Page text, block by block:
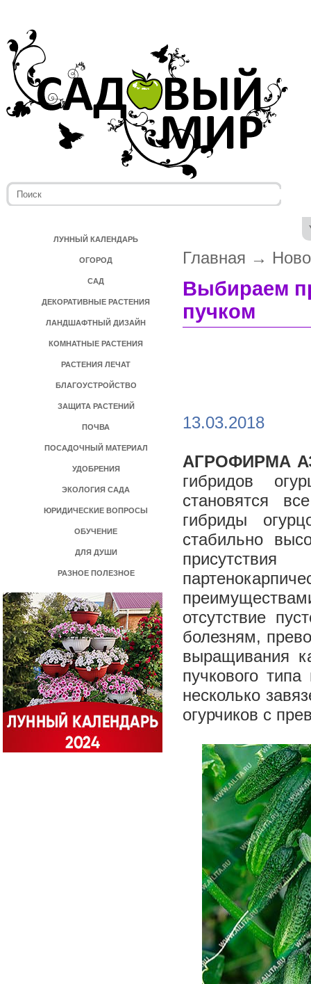
ЛУННЫЙ КАЛЕНДАРЬ
ОГОРОД
САД
ДЕКОРАТИВНЫЕ РАСТЕНИЯ
ЛАНДШАФТНЫЙ ДИЗАЙН
КОМНАТНЫЕ РАСТЕНИЯ
РАСТЕНИЯ ЛЕЧАТ
БЛАГОУСТРОЙСТВО
ЗАЩИТА РАСТЕНИЙ
ПОЧВА
ПОСАДОЧНЫЙ МАТЕРИАЛ
УДОБРЕНИЯ
ЭКОЛОГИЯ САДА
ЮРИДИЧЕСКИЕ ВОПРОСЫ
ОБУЧЕНИЕ
ДЛЯ ДУШИ
РАЗНОЕ ПОЛЕЗНОЕ
Главная →
Выбираем
пучком
13.03.2018
АГРОФИРМА
гибридов
становятся
гибриды
стабильно
отсутствие
болезням,
выращивания
пучкового
несколько